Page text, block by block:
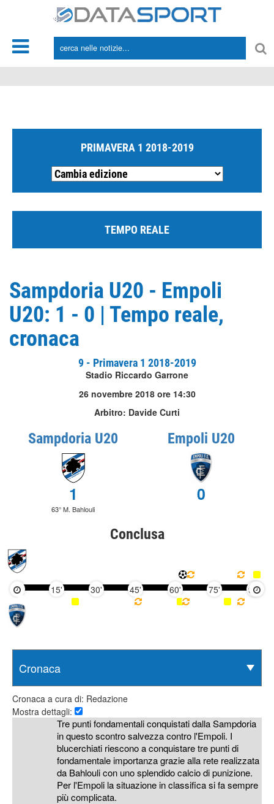
PRIMAVERA 1 2018-2019
TEMPO REALE
Sampdoria U20 - Empoli
U20: 1 - 0 | Tempo reale,
cronaca
9 - Primavera 1 2018-2019
Stadio Riccardo Garrone
26 novembre 2018 ore 14:30
Arbitro: Davide Curti
Sampdoria U20
1
63° M. Bahlouli
Empoli U20
0
Conclusa
15' 30' 45' 60' 75' 90'
Cronaca a cura di: Redazione
Mostra dettagli:
Tre punti fondamentali conquistati dalla Sampdoria
in questo scontro salvezza contro l'Empoli. I
blucerchiati riescono a conquistare tre punti di
fondamentale importanza grazie alla rete realizzata
da Bahlouli con uno splendido calcio di punizione.
Per l'Empoli la situazione in classifica si fa sempre
più complicata.